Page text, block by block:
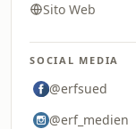
Sito Web
SOCIAL MEDIA
@erfsued
@erf_medien